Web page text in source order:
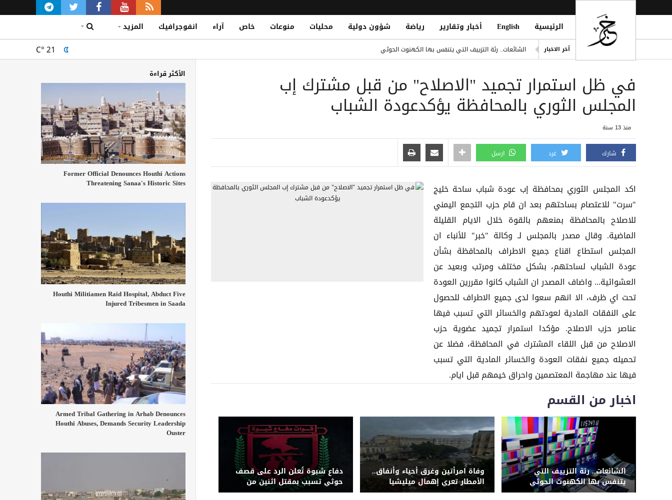
الرئيسية English أخبار وتقارير رياضة شؤون دولية محليات منوعات خاص آراء انفوجرافيك المزيد
آخر الاخبار
الشائعات.. رئة التزييف التي يتنفس بها الكهنوت الحوثي
دفاع شبوة تُعلن الرد على قصف حوثي تسبب بمقتل اثنين من قواتها بجبهة حريب
National Resistance Thwarts Houthi Oil Tanker Attack Attempt
تايوان تحقق مع شركات صينية بتهمة استقطاب مواهب التكنولوجيا
C° 21
في ظل استمرار تجميد "الاصلاح" من قبل مشترك إب
المجلس الثوري بالمحافظة يؤكدعودة الشباب
منذ 13 سنة
شارك غرد ارسل
اكد المجلس الثوري بمحافظة إب عودة شباب ساحة خليج
"سرت" للاعتصام بساحتهم بعد ان قام حزب التجمع اليمني
للاصلاح بالمحافظة بمنعهم بالقوة خلال الايام القليلة
الماضية. وقال مصدر بالمجلس لـ وكالة "خبر" للأنباء ان
المجلس استطاع اقناع جميع الاطراف بالمحافظة بشأن
عودة الشباب لساحتهم، بشكل مختلف ومرتب وبعيد عن
العشوائية... واضاف المصدر ان الشباب كانوا مقررين العودة
تحت اي ظرف، الا انهم سعوا لدى جميع الاطراف للحصول
على النفقات المادية لعودتهم والخسائر التي تسبب فيها
عناصر حزب الاصلاح. مؤكدا استمرار تجميد عضوية حزب
الاصلاح من قبل اللقاء المشترك في المحافظة، فضلا عن
تحميله جميع نفقات العودة والخسائر المادية التي تسبب
فيها عند مهاجمة المعتصمين واحراق خيمهم قبل ايام.
اخبار من القسم
الشائعات.. رئة التزييف التي
يتنفس بها الكهنوت الحوثي
وفاة امرأتين وغرق أحياء وأنفاق..
الأمطار تعري إهمال ميليشيا
الحوثي لشبكة التصريف بصنعاء
دفاع شبوة تُعلن الرد على قصف
حوثي تسبب بمقتل اثنين من
قواتها بجبهة حريب
الأكثر قراءة
Former Official Denounces Houthi Actions
Threatening Sanaa's Historic Sites
Houthi Militiamen Raid Hospital, Abduct Five
Injured Tribesmen in Saada
Armed Tribal Gathering in Arhab Denounces
Houthi Abuses, Demands Security Leadership
Ouster